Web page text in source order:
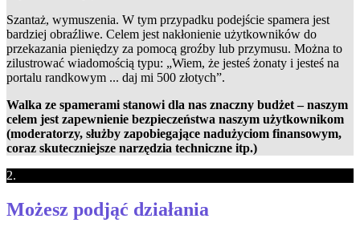
Szantaż, wymuszenia. W tym przypadku podejście spamera jest
bardziej obraźliwe. Celem jest nakłonienie użytkowników do
przekazania pieniędzy za pomocą groźby lub przymusu. Można to
zilustrować wiadomością typu: „Wiem, że jesteś żonaty i jesteś na
portalu randkowym ... daj mi 500 złotych”.
Walka ze spamerami stanowi dla nas znaczny budżet – naszym
celem jest zapewnienie bezpieczeństwa naszym użytkownikom
(moderatorzy, służby zapobiegające nadużyciom finansowym,
coraz skuteczniejsze narzędzia techniczne itp.)
2.
Możesz podjąć działania